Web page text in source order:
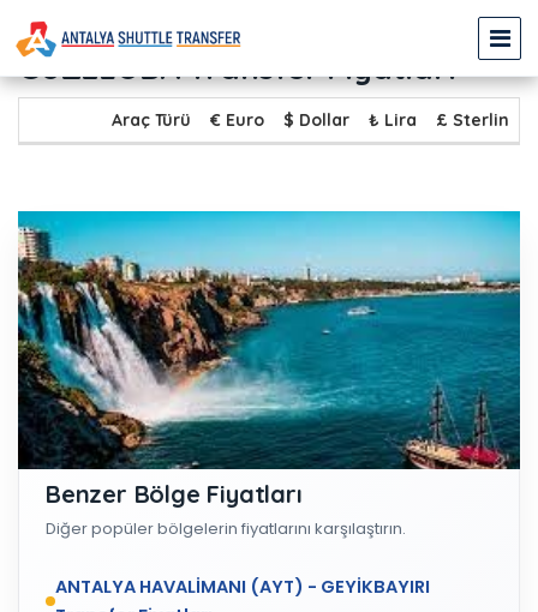
ANTALYA HAVALİMANI (AYT) -
GÜZELOBA Transfer Fiyatları
Araç Türü € Euro $ Dollar ₺ Lira £ Sterlin
Benzer Bölge Fiyatları
Diğer popüler bölgelerin fiyatlarını karşılaştırın.
ANTALYA HAVALİMANI (AYT) - GEYİKBAYIRI